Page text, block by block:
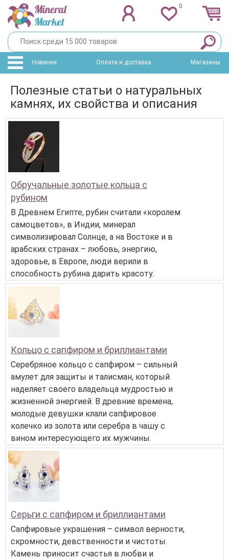
0
Новинки Оплата и доставка Магазины
Полезные статьи о натуральных
камнях, их свойства и описания
Обручальные золотые кольца с
рубином
В Древнем Египте, рубин считали «королем
самоцветов», в Индии, минерал
символизировал Солнце, а на Востоке и в
арабских странах – любовь, энергию,
здоровье, в Европе, люди верили в
способность рубина дарить красоту.
Кольцо с сапфиром и бриллиантами
Серебряное кольцо с сапфиром – сильный
амулет для защиты и талисман, который
наделяет своего владельца мудростью и
жизненной энергией. В древние времена,
молодые девушки клали сапфировое
колечко из золота или серебра в чашу с
вином интересующего их мужчины.
Серьги с сапфиром и бриллиантами
Сапфировые украшения – символ верности,
скромности, девственности и чистоты.
Камень приносит счастья в любви и